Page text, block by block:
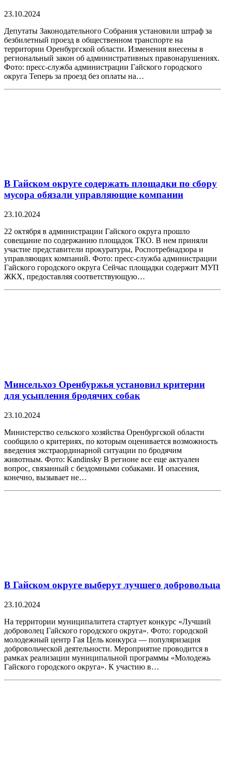
23.10.2024
Депутаты Законодательного Собрания установили штраф за
безбилетный проезд в общественном транспорте на
территории Оренбургской области. Изменения внесены в
региональный закон об административных правонарушениях.
Фото: пресс-служба администрации Гайского городского
округа Теперь за проезд без оплаты на…
В Гайском округе содержать площадки по сбору
мусора обязали управляющие компании
23.10.2024
22 октября в администрации Гайского округа прошло
совещание по содержанию площадок ТКО. В нем приняли
участие представители прокуратуры, Роспотребнадзора и
управляющих компаний. Фото: пресс-служба администрации
Гайского городского округа Сейчас площадки содержит МУП
ЖКХ, предоставляя соответствующую…
Минсельхоз Оренбуржья установил критерии
для усыпления бродячих собак
23.10.2024
Министерство сельского хозяйства Оренбургской области
сообщило о критериях, по которым оценивается возможность
введения экстраординарной ситуации по бродячим
животным. Фото: Kandinsky В регионе все еще актуален
вопрос, связанный с бездомными собаками. И опасения,
конечно, вызывает не…
В Гайском округе выберут лучшего добровольца
23.10.2024
На территории муниципалитета стартует конкурс «Лучший
доброволец Гайского городского округа». Фото: городской
молодежный центр Гая Цель конкурса — популяризация
добровольческой деятельности. Мероприятие проводится в
рамках реализации муниципальной программы «Молодежь
Гайского городского округа». К участию в…